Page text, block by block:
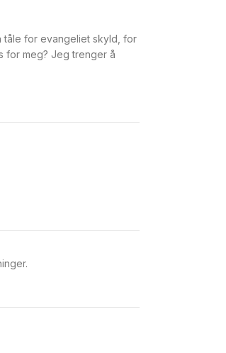
tåle for evangeliet skyld, for
for meg? Jeg trenger å